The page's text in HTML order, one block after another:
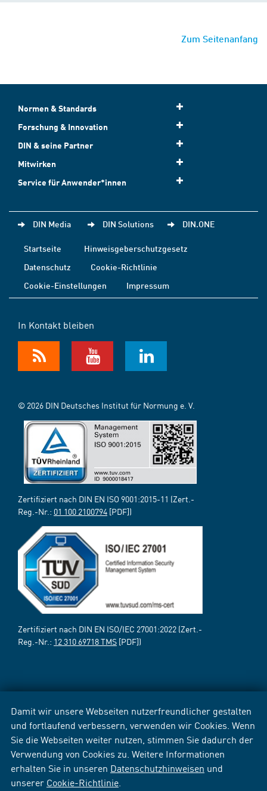
Damit wir unsere Webseiten nutzerfreundlicher gestalten
und fortlaufend verbessern, verwenden wir Cookies. Wenn
Sie die Webseiten weiter nutzen, stimmen Sie dadurch der
Verwendung von Cookies zu. Weitere Informationen
erhalten Sie in unseren Datenschutzhinweisen und
unserer Cookie-Richtlinie
Zum Seitenanfang
Normen & Standards
Forschung & Innovation
DIN & seine Partner
Mitwirken
Service für Anwender*innen
DIN Media DIN Solutions DIN.ONE
Startseite
Hinweisgeberschutzgesetz
Datenschutz
Cookie-Richtlinie
Cookie-Einstellungen
Impressum
In Kontakt bleiben
© 2026 DIN Deutsches Institut für Normung e. V.
Zertifiziert nach DIN EN ISO 9001:2015-11 (Zert.-
Reg.-Nr.: 01 100 2100794 [PDF])
Zertifiziert nach DIN EN ISO/IEC 27001:2022 (Zert.-
Reg.-Nr.: 12 310 69718 TMS [PDF])